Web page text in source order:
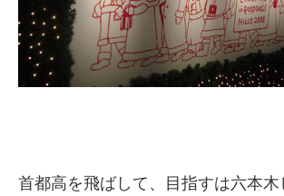
首都高を飛ばして、目指すは六本木